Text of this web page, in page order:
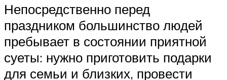
Непосредственно перед
праздником большинство людей
пребывает в состоянии приятной
суеты: нужно приготовить подарки
для семьи и близких, провести